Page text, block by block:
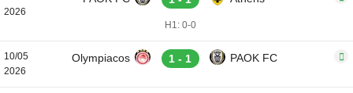
2026
H1: 0-0
10/05
2026
Olympiacos 1 - 1 PAOK FC